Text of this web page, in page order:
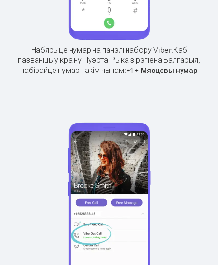
Набярыце нумар на панэлі набору Viber.Каб
пазваніць у краіну Пуэрта-Рыка з рэгіёна Балгарыя,
набірайце нумар такім чынам:+1 + Мясцовы нумар